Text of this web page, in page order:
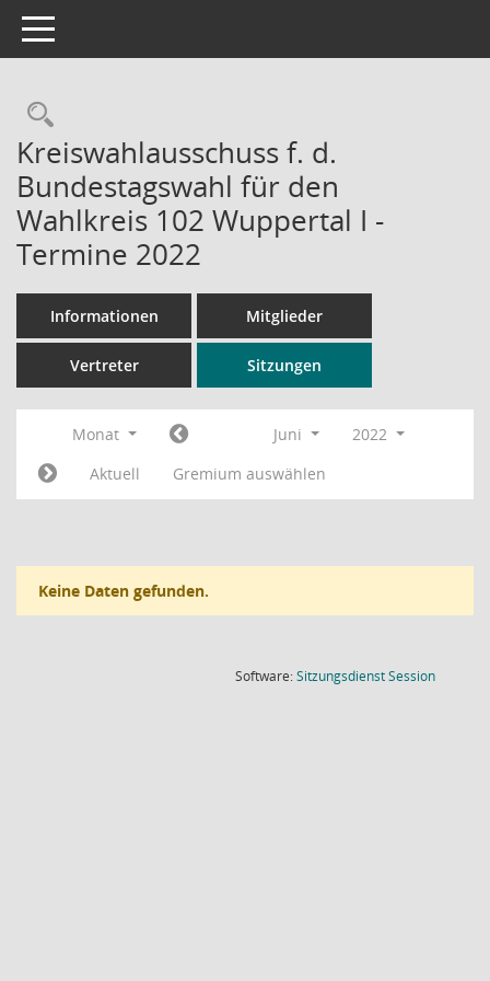
Toggle navigation
Rechercheauswahl
Kreiswahlausschuss f. d.
Bundestagswahl für den
Wahlkreis 102 Wuppertal I -
Termine 2022
Informationen Mitglieder
Vertreter Sitzungen
Monat Juni
2022
Aktuell
Gremium auswählen
Keine Daten gefunden.
Software:SitzungsdienstSession(Wird in